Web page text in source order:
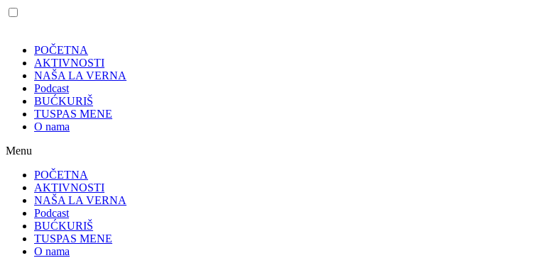
POČETNA
AKTIVNOSTI
NAŠA LA VERNA
Podcast
BUĆKURIŠ
TUSPAS MENE
O nama
Menu
POČETNA
AKTIVNOSTI
NAŠA LA VERNA
Podcast
BUĆKURIŠ
TUSPAS MENE
O nama